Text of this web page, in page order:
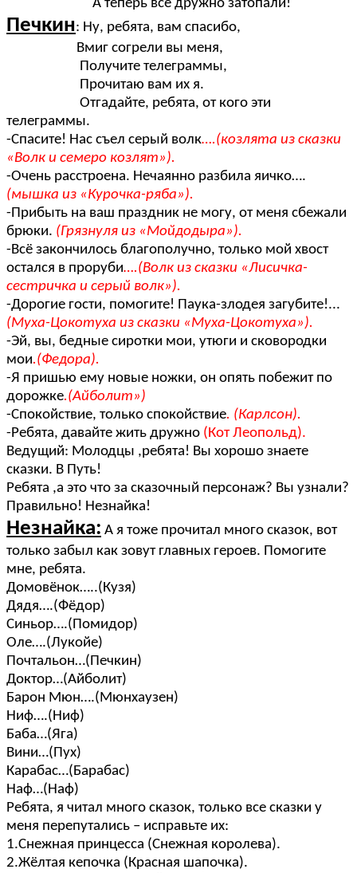
А теперь все дружно затопали!
Печкин: Ну, ребята, вам спасибо,
Вмиг согрели вы меня,
Получите телеграммы,
Прочитаю вам их я.
Отгадайте, ребята, от кого эти
телеграммы.
-Спасите! Нас съел серый волк….(козлята из сказки
«Волк и семеро козлят»).
-Очень расстроена. Нечаянно разбила яичко….
(мышка из «Курочка-ряба»).
-Прибыть на ваш праздник не могу, от меня сбежали
брюки. (Грязнуля из «Мойдодыра»).
-Всё закончилось благополучно, только мой хвост
остался в проруби….(Волк из сказки «Лисичка-
сестричка и серый волк»).
-Дорогие гости, помогите! Паука-злодея загубите!...
(Муха-Цокотуха из сказки «Муха-Цокотуха»).
-Эй, вы, бедные сиротки мои, утюги и сковородки
мои.(Федора).
-Я пришью ему новые ножки, он опять побежит по
дорожке.(Айболит»)
-Спокойствие, только спокойствие. (Карлсон).
-Ребята, давайте жить дружно (Кот Леопольд).
Ведущий: Молодцы ,ребята! Вы хорошо знаете
сказки. В Путь!
Ребята ,а это что за сказочный персонаж? Вы узнали?
Правильно! Незнайка!
Незнайка: А я тоже прочитал много сказок, вот
только забыл как зовут главных героев. Помогите
мне, ребята.
Домовёнок…..(Кузя)
Дядя….(Фёдор)
Синьор….(Помидор)
Оле….(Лукойе)
Почтальон…(Печкин)
Доктор…(Айболит)
Барон Мюн….(Мюнхаузен)
Ниф….(Ниф)
Баба…(Яга)
Вини…(Пух)
Карабас…(Барабас)
Наф…(Наф)
Ребята, я читал много сказок, только все сказки у
меня перепутались – исправьте их:
1.Снежная принцесса (Снежная королева).
2.Жёлтая кепочка (Красная шапочка).